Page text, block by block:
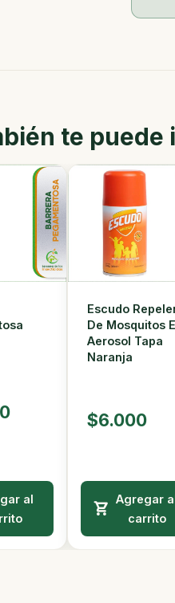
te puede
al
Escudo
De Mosquitos
Aerosol Tapa
Naranja
$6.000
Agregar
carrito